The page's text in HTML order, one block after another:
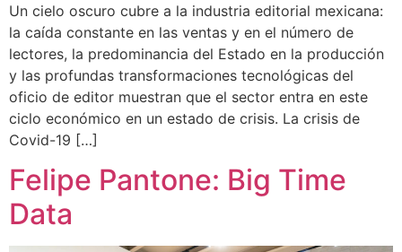
Un cielo oscuro cubre a la industria editorial mexicana:
la caída constante en las ventas y en el número de
lectores, la predominancia del Estado en la producción
y las profundas transformaciones tecnológicas del
oficio de editor muestran que el sector entra en este
ciclo económico en un estado de crisis. La crisis de
Covid-19 […]
Felipe Pantone: Big Time
Data